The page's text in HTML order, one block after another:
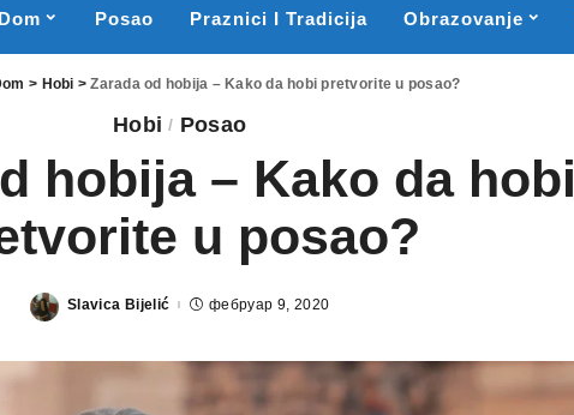
Dom Posao Praznici I Tradicija Obrazovanje
> Hobi >Zarada od hobija – Kako da hobi pretvorite u posao?
Hobi Posao
hobija – Kako da hobi
u posao?
Posted
Slavica Bijelić фебруар 9, 2020